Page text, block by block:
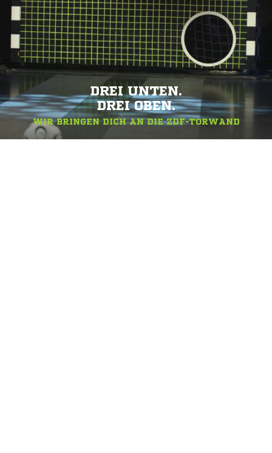
DREI UNTEN.
DREI OBEN.
WIR BRINGEN DICH AN DIE ZDF-TORWAND